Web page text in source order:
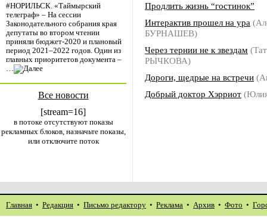
#НОРИЛЬСК. «Таймырский
телеграф» – На сессии
Законодательного собрания края
депутаты во втором чтении
приняли бюджет-2020 и плановый
период 2021–2022 годов. Один из
главных приоритетов документа –
…
Все новости
[stream=16]
в потоке отсутствуют показы
рекламных блоков, назначьте показы,
или отключите поток
Продлить жизнь “гостинок”
Интерактив прошел на ура
БУРНАШЕВ)
Через тернии не к звездам
РЫЧКОВА)
Дороги, щедрые на встречи
Добрый доктор Хэрриот
Главная • Редакция • Письмо редактору • Реклама • Архив • Фото •